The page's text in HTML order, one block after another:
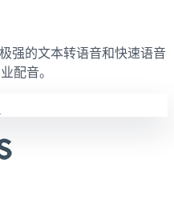
强的文本转语音和快速语音
配音。